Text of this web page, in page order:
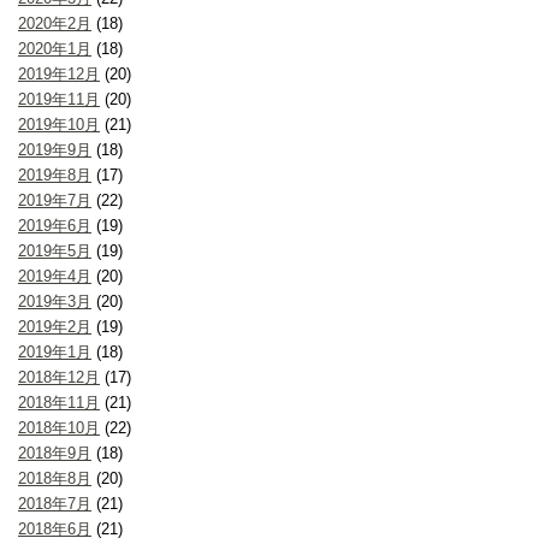
2020年2月 (18)
2020年1月 (18)
2019年12月 (20)
2019年11月 (20)
2019年10月 (21)
2019年9月 (18)
2019年8月 (17)
2019年7月 (22)
2019年6月 (19)
2019年5月 (19)
2019年4月 (20)
2019年3月 (20)
2019年2月 (19)
2019年1月 (18)
2018年12月 (17)
2018年11月 (21)
2018年10月 (22)
2018年9月 (18)
2018年8月 (20)
2018年7月 (21)
2018年6月 (21)